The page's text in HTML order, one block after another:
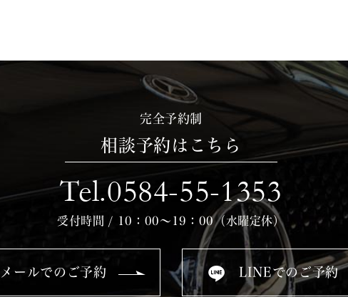
完全予約制
相談予約はこちら
Tel.0584-55-1353
受付時間 / 10：00～19：00（水曜定休）
メールでのご予約 LINEでのご予約